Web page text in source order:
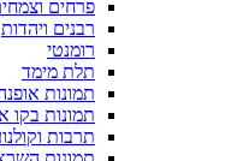
פרחים
רבנים ויהדות
רומנטי
תלת מימד
תמונות
תמונות בקו
תרבות